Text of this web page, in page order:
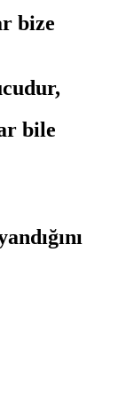
bize
bile